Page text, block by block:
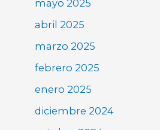
mayo 2025
abril 2025
marzo 2025
febrero 2025
enero 2025
diciembre 2024